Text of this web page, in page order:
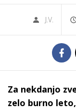
J.V.
Za nekdanjo
zelo burno